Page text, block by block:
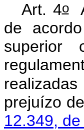
Art. 4o
de
superior
prejuízo
12.349,